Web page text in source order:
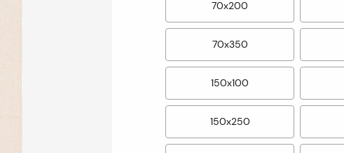
70x200
70x350
150x100
150x250